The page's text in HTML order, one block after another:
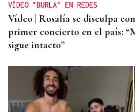
VÍDEO "BURLA" EN REDES
Vídeo | Rosalía se disculpa
primer concierto en el país:
sigue intacto”